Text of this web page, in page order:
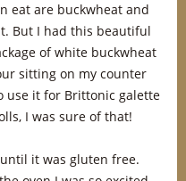
eat are buckwheat and
But I had this beautiful
of white buckwheat
sitting on my counter
use it for Brittonic galette
I was sure of that!
it was gluten free.